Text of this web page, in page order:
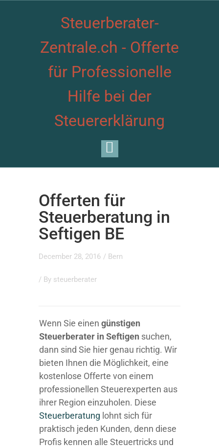
Steuerberater-
Zentrale.ch - Offerte
für Professionelle
Hilfe bei der
Steuererklärung
Offerten für
Steuerberatung in
Seftigen BE
December 28, 2016 / Bern
/ By steuerberater
Wenn Sie einen günstigen
Steuerberater in Seftigen suchen,
dann sind Sie hier genau richtig. Wir
bieten Ihnen die Möglichkeit, eine
kostenlose Offerte von einem
professionellen Steuerexperten aus
ihrer Region einzuholen. Diese
Steuerberatung lohnt sich für
praktisch jeden Kunden, denn diese
Profis kennen alle Steuertricks und